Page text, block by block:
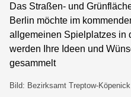
Das Straßen- und
Berlin möchte im
allgemeinen Spielplatzes in
werden Ihre Ideen und
gesammelt
Bild: Bezirksamt Treptow-